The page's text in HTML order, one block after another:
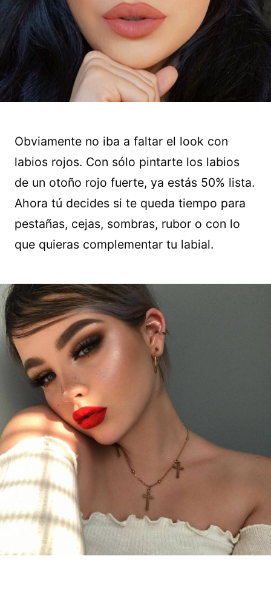
Obviamente no iba a faltar el look con
labios rojos. Con sólo pintarte los labios
de un otoño rojo fuerte, ya estás 50% lista.
Ahora tú decides si te queda tiempo para
pestañas, cejas, sombras, rubor o con lo
que quieras complementar tu labial.